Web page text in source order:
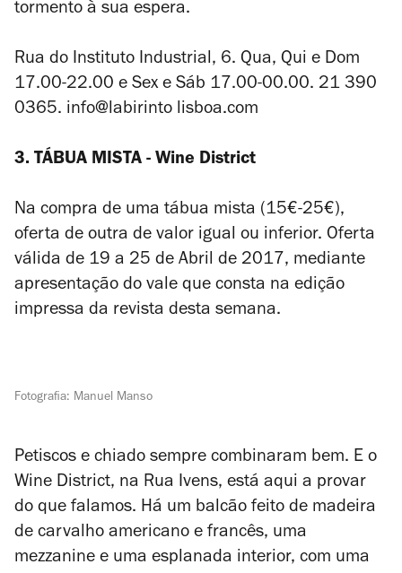
tormento à sua espera.
Rua do Instituto Industrial, 6. Qua, Qui e Dom
17.00-22.00 e Sex e Sáb 17.00-00.00. 21 390
0365. info@labirinto lisboa.com
3. TÁBUA MISTA - Wine District
Na compra de uma tábua mista (15€-25€),
oferta de outra de valor igual ou inferior. Oferta
válida de 19 a 25 de Abril de 2017, mediante
apresentação do vale que consta na edição
impressa da revista desta semana.
Fotografia: Manuel Manso
Petiscos e chiado sempre combinaram bem. E o
Wine District, na Rua Ivens, está aqui a provar
do que falamos. Há um balcão feito de madeira
de carvalho americano e francês, uma
mezzanine e uma esplanada interior, com uma